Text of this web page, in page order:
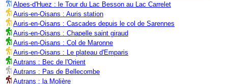
Alpes-d'Huez : le Tour du Lac Besson au Lac Carrelet
Auris-en-Oisans : Auris station
Auris-en-Oisans : Cascades depuis le col de Sarennes
Auris-en-Oisans : Chapelle saint giraud
Auris-en-Oisans : Col de Maronne
Auris-en-Oisans : Le plateau d'Emparis
Autrans : Bec de l'Orient
Autrans : Pas de Bellecombe
Autrans : la Molière